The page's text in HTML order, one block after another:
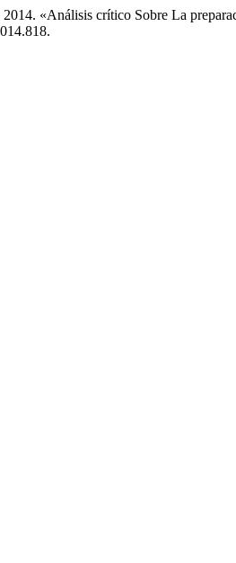
«Análisis crítico Sobre La